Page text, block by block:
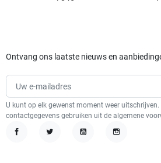
Ontvang ons laatste nieuws en
U kunt op elk gewenst moment weer
contactgegevens gebruiken uit de algemene